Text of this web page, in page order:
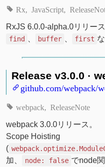
Rx JavaScript
RxJS 6.0.0-alpha.0リリース
find buffer first
Release v3.0.0 ·
github.com/webpack/
webpack ReleaseNote
webpack 3.0.0リリース。
Scope Hoisting
(
加、
node: false でnode